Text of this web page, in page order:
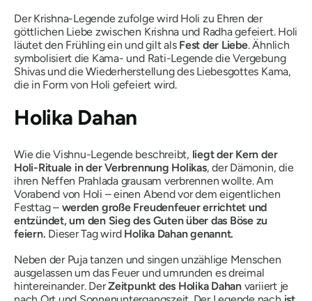
Der Krishna-Legende zufolge wird Holi zu Ehren der
göttlichen Liebe zwischen Krishna und Radha gefeiert. Holi
läutet den Frühling ein und gilt als Fest der Liebe. Ähnlich
symbolisiert die Kama- und Rati-Legende die Vergebung
Shivas und die Wiederherstellung des Liebesgottes Kama,
die in Form von Holi gefeiert wird.
Holika Dahan
Wie die Vishnu-Legende beschreibt, liegt der Kern der
Holi-Rituale in der Verbrennung Holikas, der Dämonin, die
ihren Neffen Prahlada grausam verbrennen wollte. Am
Vorabend von Holi – einen Abend vor dem eigentlichen
Festtag – werden große Freudenfeuer errichtet und
entzündet, um den Sieg des Guten über das Böse zu
feiern. Dieser Tag wird Holika Dahan genannt.
Neben der Puja tanzen und singen unzählige Menschen
ausgelassen um das Feuer und umrunden es dreimal
hintereinander. DerZeitpunkt des Holika Dahanvariiert je